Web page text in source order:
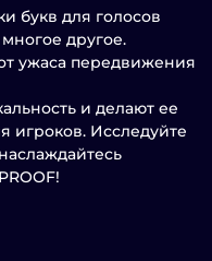
букв для голосов
другое.
ужаса передвижения
и делают ее
игроков. Исследуйте